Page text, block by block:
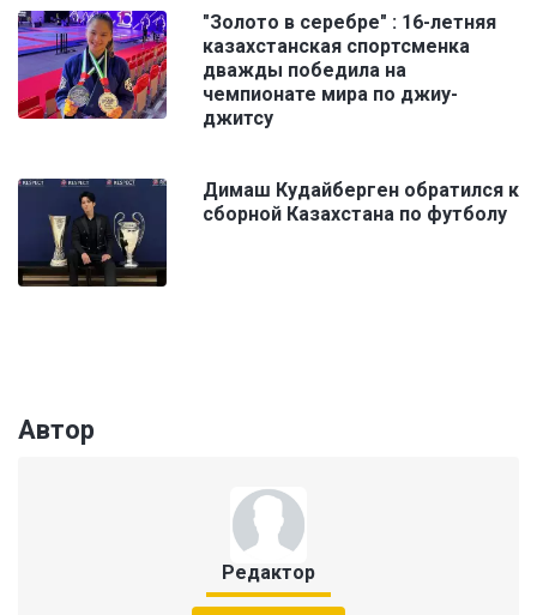
"Золото в серебре" : 16-летняя
казахстанская спортсменка
дважды победила на
чемпионате мира по джиу-
джитсу
Димаш Кудайберген обратился к
сборной Казахстана по футболу
Автор
Редактор